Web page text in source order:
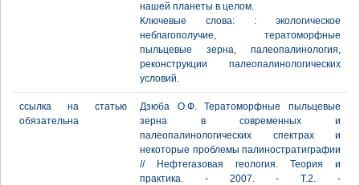
нашей планеты в целом.
Ключевые слова: : экологическое
неблагополучие, тератоморфные
пыльцевые зерна, палеопалинология,
реконструкции палеопалинологических
условий.
ссылка на статью
обязательна
Дзюба О.Ф. Тератоморфные пыльцевые
зерна в современных и
палеопалинологических спектрах и
некоторые проблемы палиностратиграфии
// Нефтегазовая геология. Теория и
практика. - 2007. - Т.2. -